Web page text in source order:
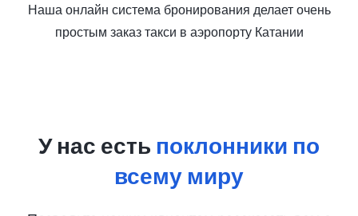
Наша онлайн система бронирования делает очень
простым заказ такси в аэропорту Катании
У нас есть поклонники по
всему миру